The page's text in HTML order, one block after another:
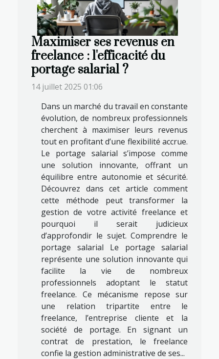
Maximiser ses revenus en
freelance : l'efficacité du
portage salarial ?
14 juillet 2025 01:06
Dans un marché du travail en constante
évolution, de nombreux professionnels
cherchent à maximiser leurs revenus
tout en profitant d’une flexibilité accrue.
Le portage salarial s’impose comme
une solution innovante, offrant un
équilibre entre autonomie et sécurité.
Découvrez dans cet article comment
cette méthode peut transformer la
gestion de votre activité freelance et
pourquoi il serait judicieux
d’approfondir le sujet. Comprendre le
portage salarial Le portage salarial
représente une solution innovante qui
facilite la vie de nombreux
professionnels adoptant le statut
freelance. Ce mécanisme repose sur
une relation tripartite entre le
freelance, l’entreprise cliente et la
société de portage. En signant un
contrat de prestation, le freelance
confie la gestion administrative de ses...